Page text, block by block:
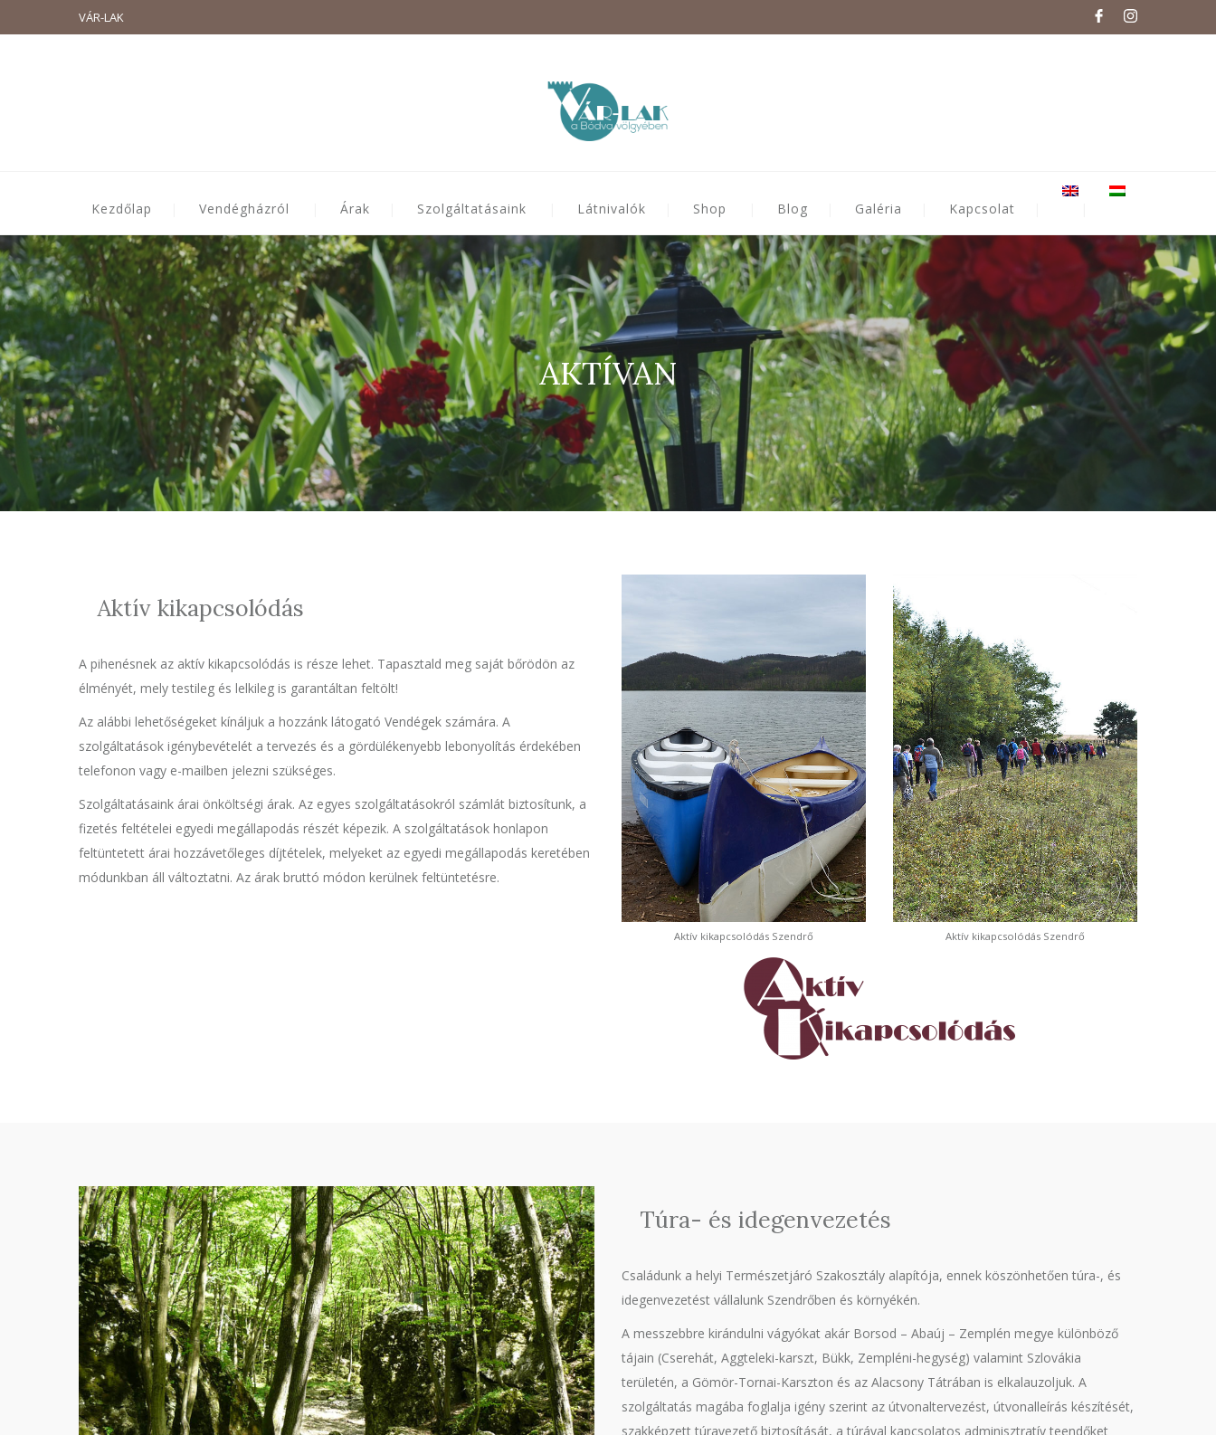
VÁR-LAK
Kezdőlap Vendégházról Árak Szolgáltatásaink Látnivalók Shop Blog Galéria Kapcsolat
AKTÍVAN
Aktív kikapcsolódás
A pihenésnek az aktív kikapcsolódás is része lehet. Tapasztald meg saját bőrödön az
élményét, mely testileg és lelkileg is garantáltan feltölt!
Az alábbi lehetőségeket kínáljuk a hozzánk látogató Vendégek számára. A
szolgáltatások igénybevételét a tervezés és a gördülékenyebb lebonyolítás érdekében
telefonon vagy e-mailben jelezni szükséges.
Szolgáltatásaink árai önköltségi árak. Az egyes szolgáltatásokról számlát biztosítunk, a
fizetés feltételei egyedi megállapodás részét képezik. A szolgáltatások honlapon
feltüntetett árai hozzávetőleges díjtételek, melyeket az egyedi megállapodás keretében
módunkban áll változtatni. Az árak bruttó módon kerülnek feltüntetésre.
Aktív kikapcsolódás Szendrő Aktív kikapcsolódás Szendrő
Túra- és idegenvezetés
Családunk a helyi Természetjáró Szakosztály alapítója, ennek köszönhetően túra-, és
idegenvezetést vállalunk Szendrőben és környékén.
A messzebbre kirándulni vágyókat akár Borsod – Abaúj – Zemplén megye különböző
tájain (Cserehát, Aggteleki-karszt, Bükk, Zempléni-hegység) valamint Szlovákia
területén, a Gömör-Tornai-Karszton és az Alacsony Tátrában is elkalauzoljuk. A
szolgáltatás magába foglalja igény szerint az útvonaltervezést, útvonalleírás készítését,
szakképzett túravezető biztosítását, a túrával kapcsolatos adminisztratív teendőket